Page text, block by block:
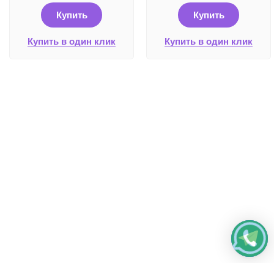
Купить
Купить в один клик
Купить
Купить в один клик